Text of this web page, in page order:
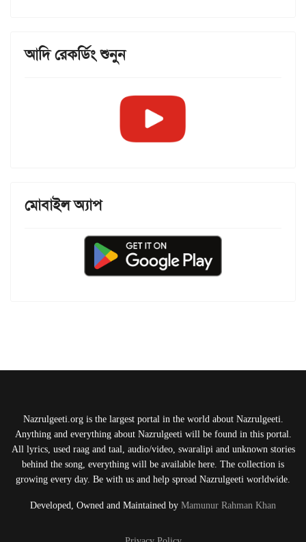
আদি রেকর্ডিং শুনুন
মোবাইল অ্যাপ
Nazrulgeeti.org is the largest portal in the world about Nazrulgeeti.
Anything and everything about Nazrulgeeti will be found in this portal.
All lyrics, used raag and taal, audio/video, swaralipi and unknown stories
behind the song, everything will be available here. The collection is
growing every day. Be with us and help spread Nazrulgeeti worldwide.
Developed, Owned and Maintained by Mamunur Rahman Khan